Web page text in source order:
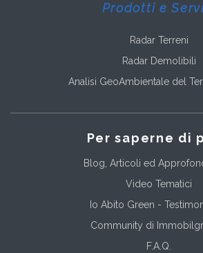
Prodotti e
Radar Terreni
Radar Demolibili
Analisi GeoAmbientale del
Per saperne di
Blog, Articoli ed
Video Tematici
Io Abito Green -
Community di
F.A.Q.